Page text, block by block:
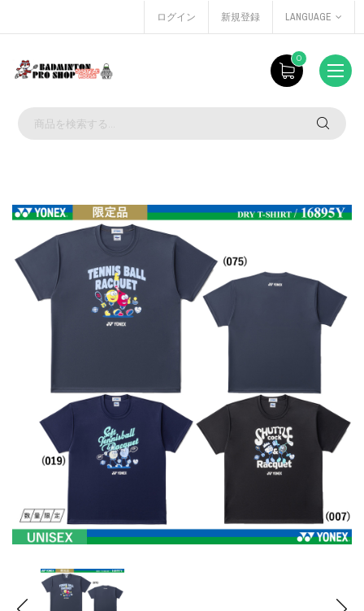
ログイン 新規登録 LANGUAGE
0